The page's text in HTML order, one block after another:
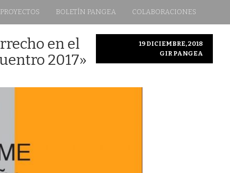
PROYECTOS BOLETÍN PANGEA COLABORACIONES
en el
2017»
19 DICIEMBRE, 2018
GIR PANGEA